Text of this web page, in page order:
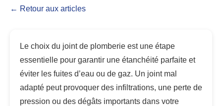
← Retour aux articles
Le choix du joint de plomberie est une étape
essentielle pour garantir une étanchéité parfaite et
éviter les fuites d’eau ou de gaz. Un joint mal
adapté peut provoquer des infiltrations, une perte de
pression ou des dégâts importants dans votre